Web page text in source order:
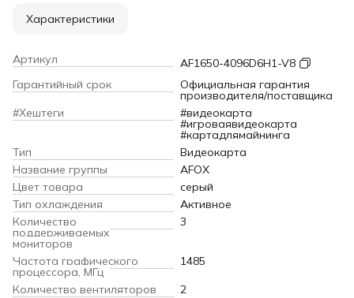
Характеристики
Артикул
AF1650-4096D6H1-V8
Гарантийный срок
Официальная гарантия
производителя/поставщика
#Хештеги
#видеокарта
#игроваявидеокарта
#картадлямайнинга
Тип
Видеокарта
Название группы
AFOX
Цвет товара
серый
Тип охлаждения
Активное
Количество
поддерживаемых
мониторов
3
Частота графического
процессора, МГц
1485
Количество вентиляторов
2